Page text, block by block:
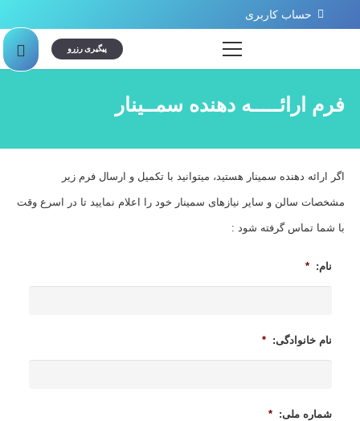
حساب کاربری
پیگیری رزرو
فرم ارائـــــه دهنده سمــینار
اگر ارائه دهنده سمینار هستید، میتوانید با تکمیل و ارسال فرم زیر
مشخصات سالن و سایر نیازهای سمینار خود را اعلام نمایید تا در اسرع وقت
با شما تماس گرفته شود :
نام: *
نام خانوادگی: *
شماره ملی: *